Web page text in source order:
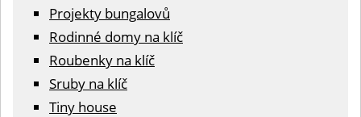
Projekty bungalovů
Rodinné domy na klíč
Roubenky na klíč
Sruby na klíč
Tiny house